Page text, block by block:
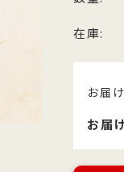
在庫:
お届
お届